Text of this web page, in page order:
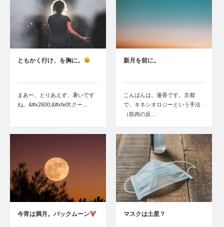
ともかく行け、を胸に。
まあー、とりあえず、暑いです
ね。&#x2600;&#xfe0f;クー…
新月を前に。
こんばんは。蓮香です。京都
で、キネシオロジーという手法
（筋肉の反…
今宵は満月。バックムーン マスクは土星？